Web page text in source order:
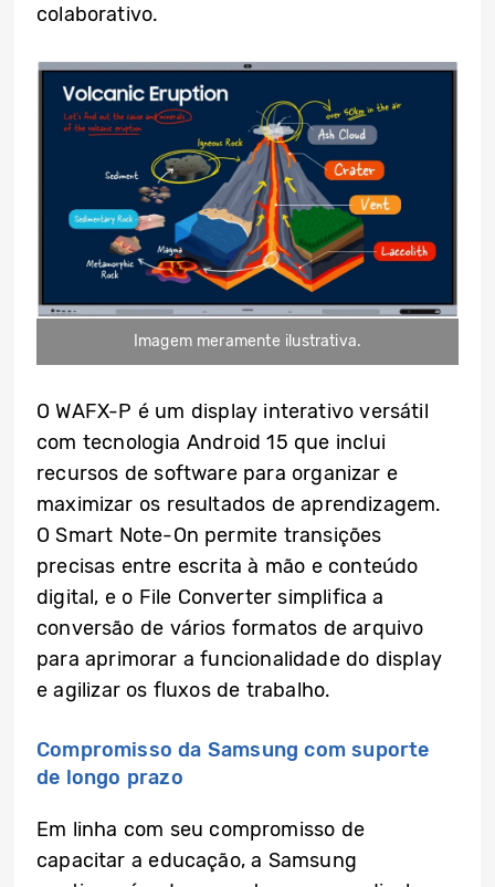
colaborativo.
Imagem meramente ilustrativa.
O WAFX-P é um display interativo versátil
com tecnologia Android 15 que inclui
recursos de software para organizar e
maximizar os resultados de aprendizagem.
O Smart Note-On permite transições
precisas entre escrita à mão e conteúdo
digital, e o File Converter simplifica a
conversão de vários formatos de arquivo
para aprimorar a funcionalidade do display
e agilizar os fluxos de trabalho.
Compromisso da Samsung com suporte
de longo prazo
Em linha com seu compromisso de
capacitar a educação, a Samsung